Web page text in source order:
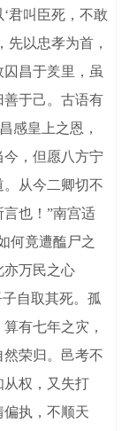
君叫臣死，不敢
先以忠孝为首，
昌于羑里，虽
于己。古语有
感皇上之恩，
，但愿八方宁
从今二卿切不
也！”南宫适
何竟遭醢尸之
亦万民之心
自取其死。孤
有七年之灾，
荣归。邑考不
从权，又失打
执，不顺天